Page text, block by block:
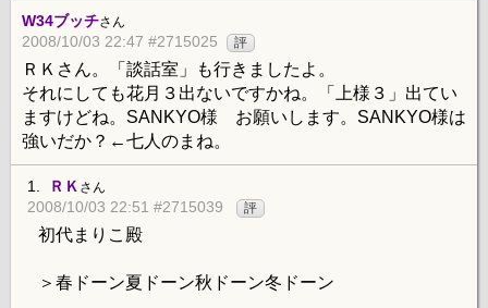
W34ブッチさん
2008/10/03 22:47 #2715025 評
ＲＫさん。「談話室」も行きましたよ。
それにしても花月３出ないですかね。「上様３」出てい
ますけどね。SANKYO様 お願いします。SANKYO様は
強いだか？←七人のまね。
1. ＲＫ さん
2008/10/03 22:51 #2715039 評
初代まりこ殿
＞春ドーン夏ドーン秋ドーン冬ドーン